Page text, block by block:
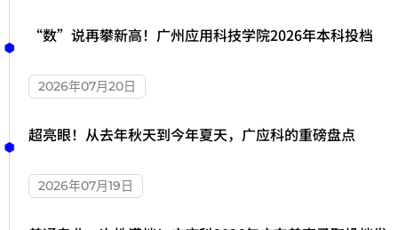
“数”说再攀新高！广州应用科技学院2026年本科投档
2026年07月20日
超亮眼！从去年秋天到今年夏天，广应科的重磅盘点
2026年07月19日